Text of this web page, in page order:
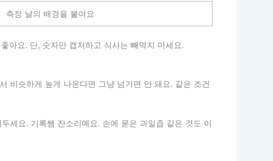
측정 날의 배경을 붙여요
아요. 단, 숫자만 캡처하고 식사는 빼먹지 마세요.
비슷하게 높게 나온다면 그냥 넘기면 안 돼요. 같은 조건
세요. 기록쌤 잔소리예요. 손에 묻은 과일즙 같은 것도 이